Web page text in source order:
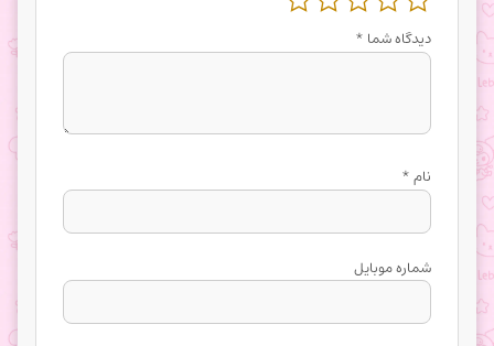
دیدگاه شما *
نام*
شماره موبایل